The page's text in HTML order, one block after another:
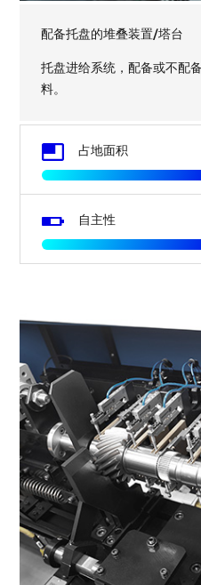
配备托盘的堆叠装置/塔台
托盘进给系统，配备或不配
料。
Image占地面积
Image自主性